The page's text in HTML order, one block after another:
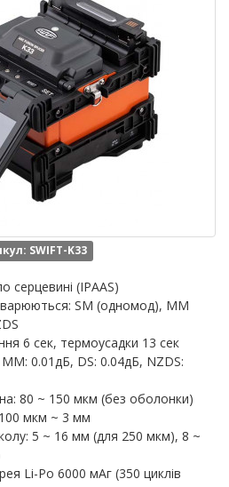
SWIFT-K33
серцевині (IPAAS)
SM (одномод), MM
6 сек, термоусадки 13 сек
0.01дБ, DS: 0.04дБ, NZDS:
80 ~ 150 мкм (без оболонки)
мкм ~ 3 мм
5 ~ 16 мм (для 250 мкм), 8 ~
Li-Po 6000 мАг (350 циклів